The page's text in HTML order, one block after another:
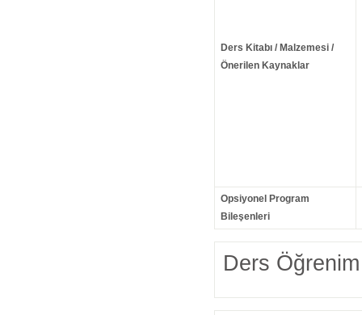
Ders Kitabı / Malzemesi /
Önerilen Kaynaklar
Opsiyonel Program
Bileşenleri
Ders Öğrenim